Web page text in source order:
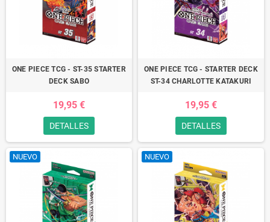
ONE PIECE TCG - ST-35 STARTER
DECK SABO
19,95 €
DETALLES
ONE PIECE TCG - STARTER DECK
ST-34 CHARLOTTE KATAKURI
19,95 €
DETALLES
NUEVO NUEVO